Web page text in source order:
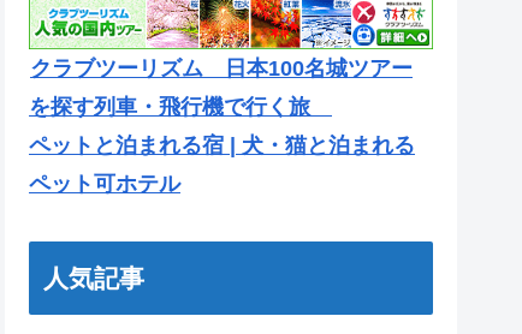
クラブツーリズム 日本100名城ツアー
を探す列車・飛行機で行く旅
ペットと泊まれる宿 | 犬・猫と泊まれる
ペット可ホテル
人気記事